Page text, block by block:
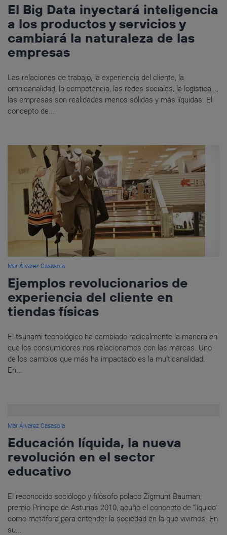
El Big Data inyectará inteligencia
a los productos y servicios y
cambiará la naturaleza de las
empresas
Las relaciones de trabajo, la experiencia del cliente, la
omnicanalidad, la competencia, las redes sociales, la logística…,
las empresas son realidades menos sólidas y más líquidas. El
concepto de...
Mar Álvarez Casasola
Ejemplos revolucionarios de
experiencia del cliente en
tiendas físicas
El tsunami tecnológico ha cambiado radicalmente la manera en
que los consumidores nos relacionamos con las marcas. Uno
de los cambios que más ha impactado es la multicanalidad.
En...
Mar Álvarez Casasola
Educación líquida, la nueva
revolución en el sector
educativo
El reconocido sociólogo y filósofo polaco Zigmunt Bauman,
premio Príncipe de Asturias 2010, acuñó el concepto de “líquido”
como metáfora para entender la sociedad en la que vivimos. En
su...